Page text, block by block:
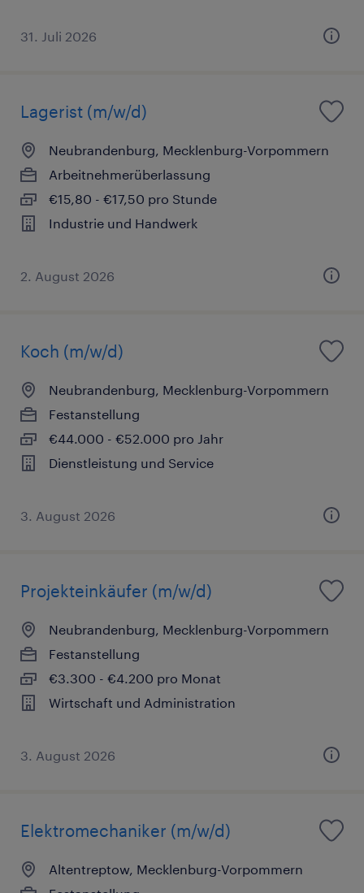
31. Juli 2026
Lagerist (m/w/d)
Neubrandenburg, Mecklenburg-Vorpommern
Arbeitnehmerüberlassung
€15,80 - €17,50 pro Stunde
Industrie und Handwerk
2. August 2026
Koch (m/w/d)
Neubrandenburg, Mecklenburg-Vorpommern
Festanstellung
€44.000 - €52.000 pro Jahr
Dienstleistung und Service
3. August 2026
Projekteinkäufer (m/w/d)
Neubrandenburg, Mecklenburg-Vorpommern
Festanstellung
€3.300 - €4.200 pro Monat
Wirtschaft und Administration
3. August 2026
Elektromechaniker (m/w/d)
Altentreptow, Mecklenburg-Vorpommern